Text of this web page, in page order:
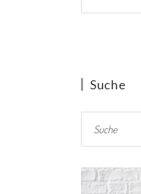
Suche